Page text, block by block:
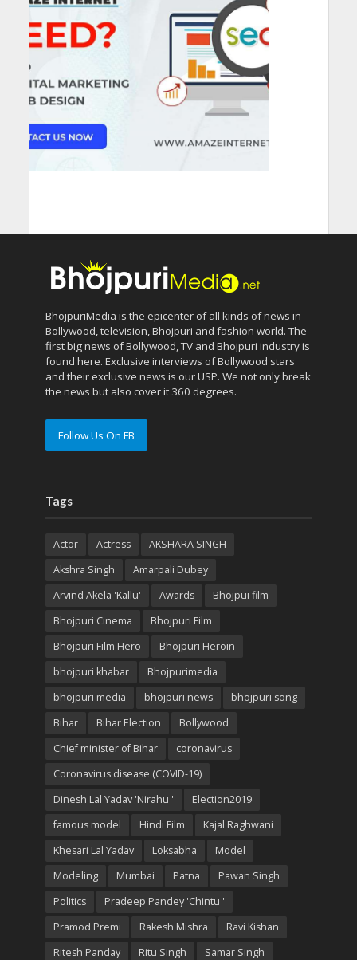
BhojpuriMedia is the epicenter of all kinds of news in
Bollywood, television, Bhojpuri and fashion world. The
first big news of Bollywood, TV and Bhojpuri industry is
found here. Exclusive interviews of Bollywood stars
and their exclusive news is our USP. We not only break
the news but also cover it 360 degrees.
Follow Us On FB
Tags
Actor Actress
AKSHARA SINGH
Akshra Singh
Amarpali Dubey
Arvind Akela 'Kallu'
Awards
Bhojpui film
Bhojpuri Cinema
Bhojpuri Film
Bhojpuri Film Hero
Bhojpuri Heroin
bhojpuri khabar
Bhojpurimedia
bhojpuri media
bhojpuri news
bhojpuri song
Bihar
Bihar Election
Bollywood
Chief minister of Bihar
coronavirus
Coronavirus disease (COVID-19)
Dinesh Lal Yadav 'Nirahu '
Election2019
famous model
Hindi Film
Kajal Raghwani
Khesari Lal Yadav
Loksabha
Model
Modeling
Mumbai Patna
Pawan Singh
Politics
Pradeep Pandey 'Chintu '
Pramod Premi
Rakesh Mishra
Ravi Kishan
Ritesh Panday
Ritu Singh Samar Singh